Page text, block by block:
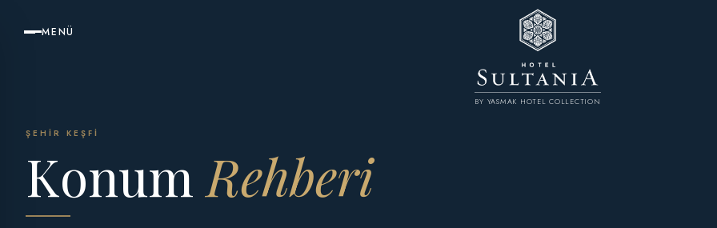
MENÜ
BY YASMAK HOTEL COLLECTION
ŞEHIR KEŞFI
Konum Rehberi